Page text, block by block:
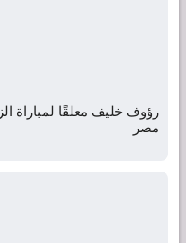
رؤوف خليف معلقًا لمباراة
مصر